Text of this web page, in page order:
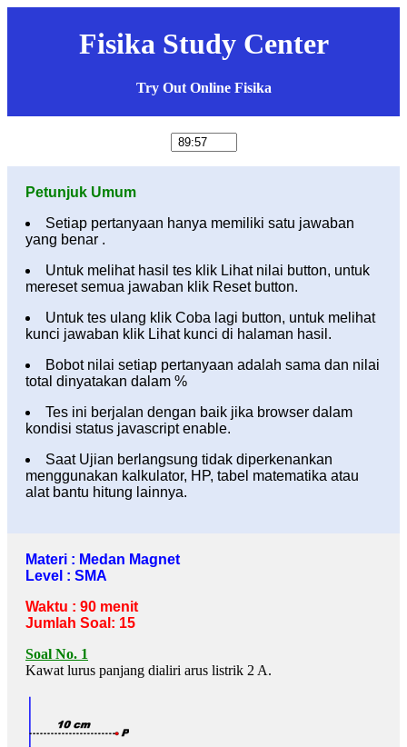
Fisika Study Center
Try Out Online Fisika
Petunjuk Umum
Setiap pertanyaan hanya memiliki satu jawaban
yang benar .
Untuk melihat hasil tes klik Lihat nilai button, untuk
mereset semua jawaban klik Reset button.
Untuk tes ulang klik Coba lagi button, untuk melihat
kunci jawaban klik Lihat kunci di halaman hasil.
Bobot nilai setiap pertanyaan adalah sama dan nilai
total dinyatakan dalam %
Tes ini berjalan dengan baik jika browser dalam
kondisi status javascript enable.
Saat Ujian berlangsung tidak diperkenankan
menggunakan kalkulator, HP, tabel matematika atau
alat bantu hitung lainnya.
Materi : Medan Magnet
Level : SMA
Waktu : 90 menit
Jumlah Soal: 15
Soal No. 1
Kawat lurus panjang dialiri arus listrik 2 A.